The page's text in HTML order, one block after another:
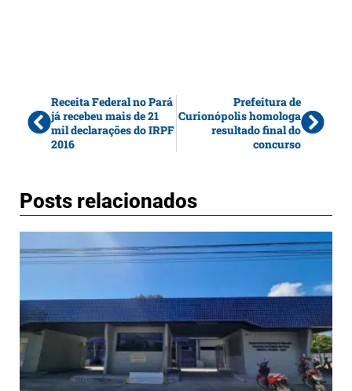
Receita Federal no Pará
já recebeu mais de 21
mil declarações do IRPF
2016
Prefeitura de
Curionópolis homologa
resultado final do
concurso
Posts relacionados